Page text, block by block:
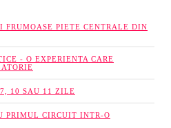
FRUMOASE PIETE CENTRALE DIN
- O EXPERIENTA CARE
10 SAU 11 ZILE
PRIMUL CIRCUIT INTR-O